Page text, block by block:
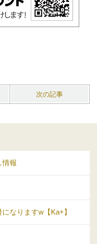
次の記事
報
なりますw【Ka+】